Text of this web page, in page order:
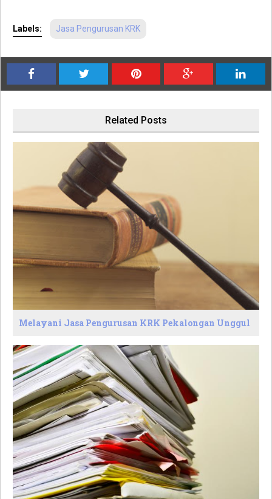
Labels: Jasa Pengurusan KRK
Related Posts
Melayani Jasa Pengurusan KRK Pekalongan Unggul